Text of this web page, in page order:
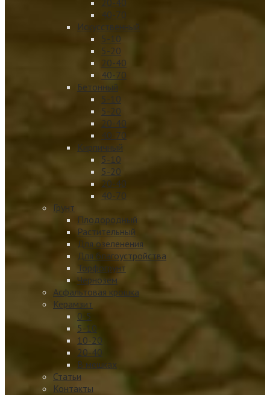
40-70
Искусственный
5-10
5-20
20-40
40-70
Бетонный
5-10
5-20
20-40
40-70
Кирпичный
5-10
5-20
20-40
40-70
Грунт
Плодородный
Растительный
Для озеленения
Для благоустройства
Торфогрунт
Чернозем
Асфальтовая крошка
Керамзит
0-5
5-10
10-20
20-40
В мешках
Статьи
Контакты